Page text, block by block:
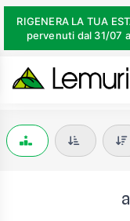
RIGENERA LA TUA
pervenuti dal 31/07